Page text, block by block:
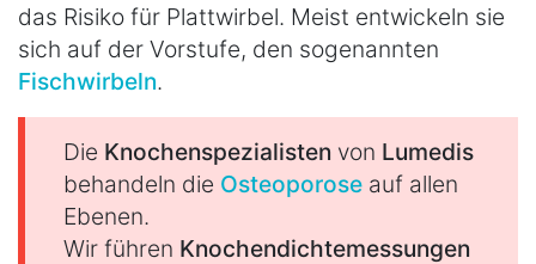
das Risiko für Plattwirbel. Meist entwickeln sie
sich auf der Vorstufe, den sogenannten
Fischwirbeln.
Die Knochenspezialisten von Lumedis
behandeln die Osteoporose auf allen
Ebenen.
Wir führen Knochendichtemessungen